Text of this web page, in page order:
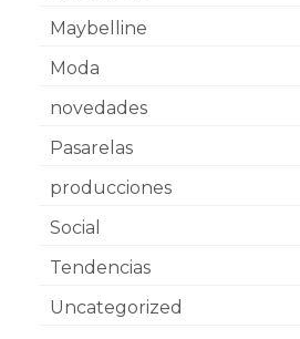
Maybelline
Moda
novedades
Pasarelas
producciones
Social
Tendencias
Uncategorized